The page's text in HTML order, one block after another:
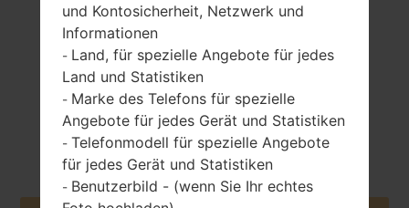
Unknown
Juli, 2008
und Kontosicherheit, Netzwerk und
Informationen
- Land, für spezielle Angebote für jedes
Land und Statistiken
- Marke des Telefons für spezielle
Angebote für jedes Gerät und Statistiken
- Telefonmodell für spezielle Angebote
für jedes Gerät und Statistiken
- Benutzerbild - (wenn Sie Ihr echtes